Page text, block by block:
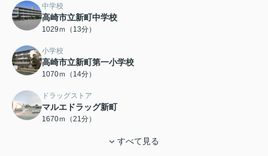
中学校
高崎市立新町中学校
1029ｍ（13分）
小学校
高崎市立新町第一小学校
1070ｍ（14分）
ドラッグストア
マルエドラッグ新町
1670ｍ（21分）
すべて見る